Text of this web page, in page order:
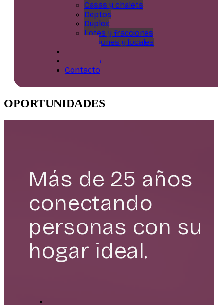
Casas y chalets
Deptos
Duplex
Lotes y fracciones
Galpones y locales
Nosotros
Contacto
OPORTUNIDADES
Más de 25 años
conectando
personas con su
hogar ideal.